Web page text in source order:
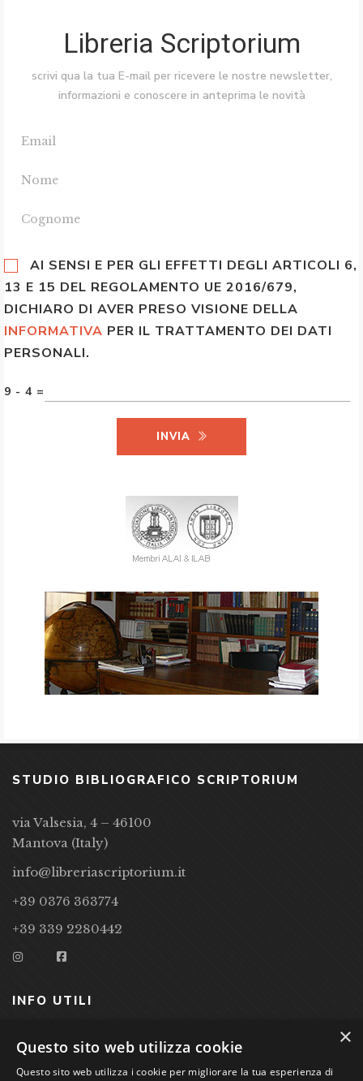
Libreria Scriptorium
scrivi qua la tua E-mail per ricevere le nostre newsletter,
informazioni e conoscere in anteprima le novità
AI SENSI E PER GLI EFFETTI DEGLI ARTICOLI 6,
13 E 15 DEL REGOLAMENTO UE 2016/679,
DICHIARO DI AVER PRESO VISIONE DELLA
INFORMATIVA PER IL TRATTAMENTO DEI DATI
PERSONALI.
9 - 4 =
INVIA
STUDIO BIBLIOGRAFICO SCRIPTORIUM
via Valsesia, 4 – 46100
Mantova (Italy)
info@libreriascriptorium.it
+39 0376 363774
+39 339 2280442
INFO UTILI
CONDIZIONI DI VENDITA
PRIVACY POLICY
×
Questo sito web utilizza cookie
Questo sito web utilizza i cookie per migliorare la tua esperienza di